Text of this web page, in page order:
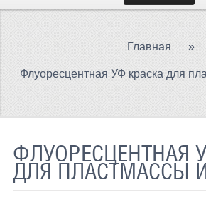
МАТЕРИАЛЫ
СВЕТООТРАЖАЮЩАЯ
СВЕТООТРАЖАЮЩАЯ
Главная »
Флуоресцентная УФ краска для
ФЛУОРЕСЦЕНТНАЯ
ДЛЯ ПЛАСТМАССЫ